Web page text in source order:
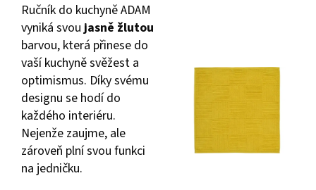
Ručník do kuchyně ADAM
vyniká svou jasně žlutou
barvou, která přinese do
vaší kuchyně svěžest a
optimismus. Díky svému
designu se hodí do
každého interiéru.
Nejenže zaujme, ale
zároveň plní svou funkci
na jedničku.